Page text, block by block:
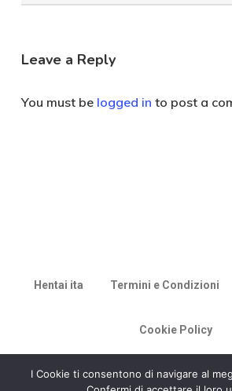
Categoria
Leave a Reply
You must be logged in to post a
Hentai ita Termini e Condizioni
Cookie Policy
© 2026 Racconti di
I Cookie ti consentono di navigare al